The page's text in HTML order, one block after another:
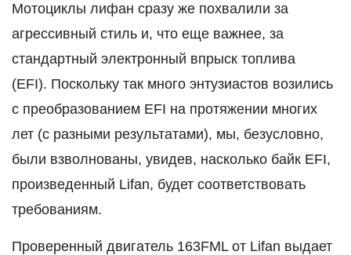
Мотоциклы лифан сразу же похвалили за
агрессивный стиль и, что еще важнее, за
стандартный электронный впрыск топлива
(EFI). Поскольку так много энтузиастов возились
с преобразованием EFI на протяжении многих
лет (с разными результатами), мы, безусловно,
были взволнованы, увидев, насколько байк EFI,
произведенный Lifan, будет соответствовать
требованиям.
Проверенный двигатель 163FML от Lifan выдает